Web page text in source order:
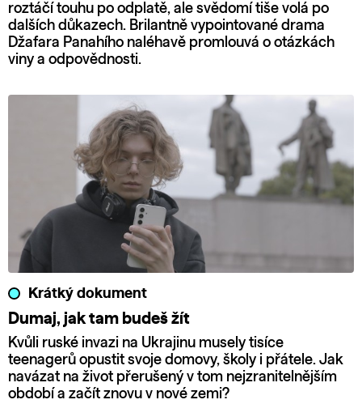
roztáčí touhu po odplatě, ale svědomí tiše volá po
dalších důkazech. Brilantně vypointované drama
Džafara Panahího naléhavě promlouvá o otázkách
viny a odpovědnosti.
Krátký dokument
Dumaj, jak tam budeš žít
Kvůli ruské invazi na Ukrajinu musely tisíce
teenagerů opustit svoje domovy, školy i přátele. Jak
navázat na život přerušený v tom nejzranitelnějším
období a začít znovu v nové zemi?